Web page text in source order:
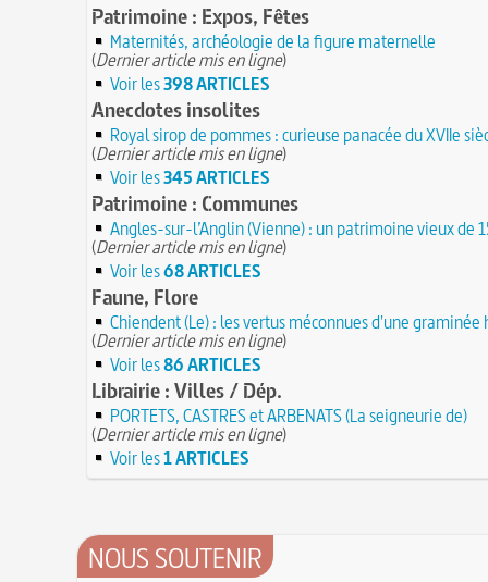
Patrimoine : Expos, Fêtes
Maternités, archéologie de la figure maternelle
(Dernier article mis en ligne)
Voir les398 ARTICLES
Anecdotes insolites
Royal sirop de pommes : curieuse panacée du XVIIe
(Dernier article mis en ligne)
Voir les345 ARTICLES
Patrimoine : Communes
Angles-sur-l’Anglin (Vienne) : un patrimoine vieux de
(Dernier article mis en ligne)
Voir les68 ARTICLES
Faune, Flore
Chiendent (Le) : les vertus méconnues d'une graminée
(Dernier article mis en ligne)
Voir les86 ARTICLES
Librairie : Villes / Dép.
PORTETS, CASTRES et ARBENATS (La seigneurie de)
(Dernier article mis en ligne)
Voir les1 ARTICLES
NOUS SOUTENIR